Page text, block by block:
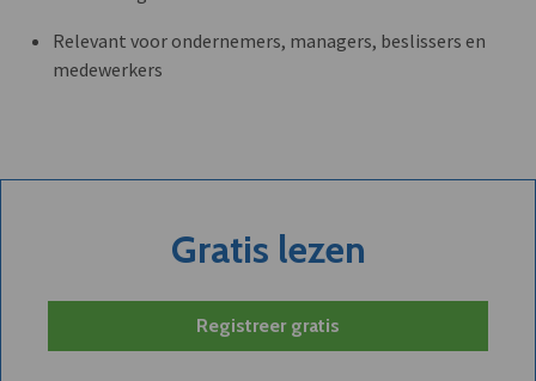
Relevant voor ondernemers, managers, beslissers en
medewerkers
Gratis lezen
Registreer gratis